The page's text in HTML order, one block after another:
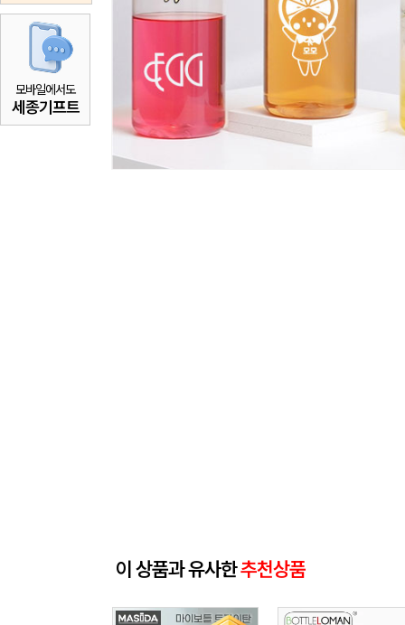
모바일에서도
세종기프트
이 상품과 유사한추천상품